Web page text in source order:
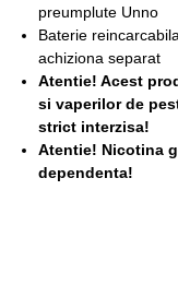
preumplute Unno
Baterie
achiziona separat
Atentie! Acest
si vaperilor de
strict interzisa!
Atentie! Nicotina
dependenta!